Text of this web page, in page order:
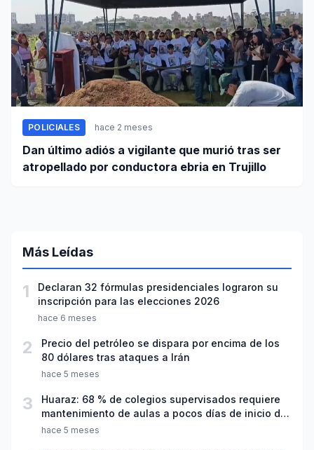
POLICIALES hace 2 meses
Dan último adiós a vigilante que murió tras ser
atropellado por conductora ebria en Trujillo
Más Leídas
1
Declaran 32 fórmulas presidenciales lograron su
inscripción para las elecciones 2026
hace 6 meses
2
Precio del petróleo se dispara por encima de los
80 dólares tras ataques a Irán
hace 5 meses
3
Huaraz: 68 % de colegios supervisados requiere
mantenimiento de aulas a pocos días de inicio del
año escolar 2026
hace 5 meses